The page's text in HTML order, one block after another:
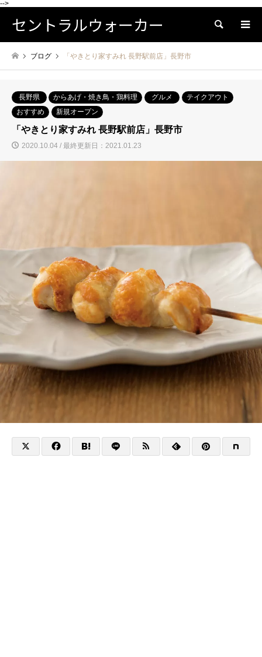
-->
セントラルウォーカー 検索
ブログ 「やきとり家すみれ 長野駅前店」長野市
長野県 からあげ・焼き鳥・鶏料理 グルメ
テイクアウト
おすすめ
新規オープン
「やきとり家すみれ 長野駅前店」長野市
2020.10.04 / 最終更新日：2021.01.23